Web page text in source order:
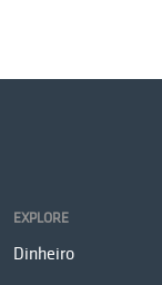
EXPLORE
Dinheiro